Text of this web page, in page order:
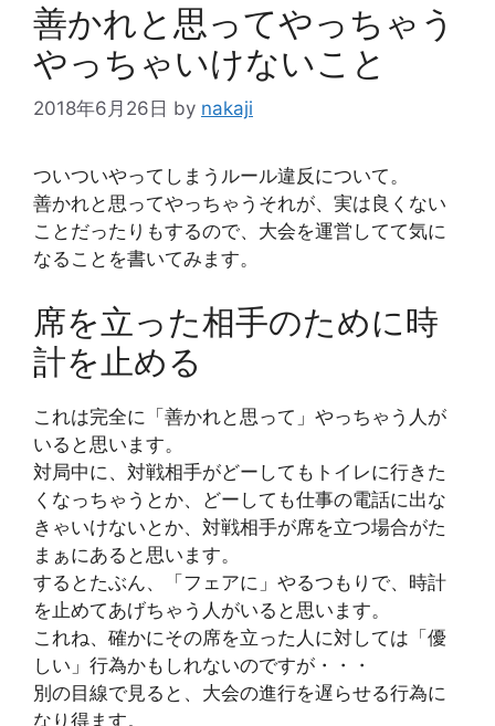
善かれと思ってやっちゃう
やっちゃいけないこと
2018年6月26日 by nakaji
ついついやってしまうルール違反について。
善かれと思ってやっちゃうそれが、実は良くない
ことだったりもするので、大会を運営してて気に
なることを書いてみます。
席を立った相手のために時
計を止める
これは完全に「善かれと思って」やっちゃう人が
いると思います。
対局中に、対戦相手がどーしてもトイレに行きた
くなっちゃうとか、どーしても仕事の電話に出な
きゃいけないとか、対戦相手が席を立つ場合がた
まぁにあると思います。
するとたぶん、「フェアに」やるつもりで、時計
を止めてあげちゃう人がいると思います。
これね、確かにその席を立った人に対しては「優
しい」行為かもしれないのですが・・・
別の目線で見ると、大会の進行を遅らせる行為に
なり得ます。